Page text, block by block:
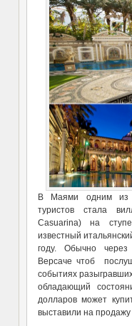
В Маями одним из
туристов стала
Casuarina) на
известный
году. Обычно через
Версаче чтоб
событиях
обладающий
долларов может
выставили на